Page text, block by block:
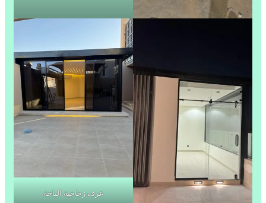
غرف زجاجية الباحة